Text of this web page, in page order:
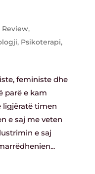
Review,
, Psikoterapi,
feministe dhe
parë e kam
ligjëratë timen
e saj me veten
e saj